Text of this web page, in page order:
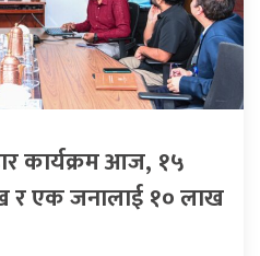
कार्यक्रम आज, १५
एक जनालाई १० लाख